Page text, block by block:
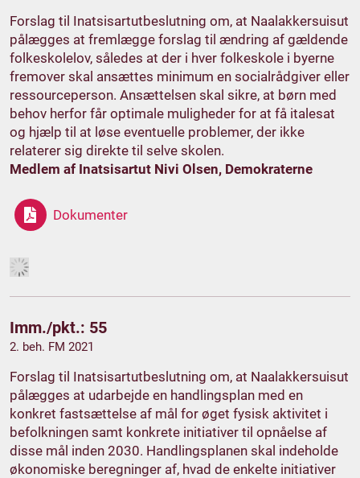
Forslag til Inatsisartutbeslutning om, at Naalakkersuisut
pålægges at fremlægge forslag til ændring af gældende
folkeskolelov, således at der i hver folkeskole i byerne
fremover skal ansættes minimum en socialrådgiver eller
ressourceperson. Ansættelsen skal sikre, at børn med
behov herfor får optimale muligheder for at få italesat
og hjælp til at løse eventuelle problemer, der ikke
relaterer sig direkte til selve skolen.
Medlem af Inatsisartut Nivi Olsen, Demokraterne
Dokumenter
Imm./pkt.: 55
2. beh. FM 2021
Forslag til Inatsisartutbeslutning om, at Naalakkersuisut
pålægges at udarbejde en handlingsplan med en
konkret fastsættelse af mål for øget fysisk aktivitet i
befolkningen samt konkrete initiativer til opnåelse af
disse mål inden 2030. Handlingsplanen skal indeholde
økonomiske beregninger af, hvad de enkelte initiativer